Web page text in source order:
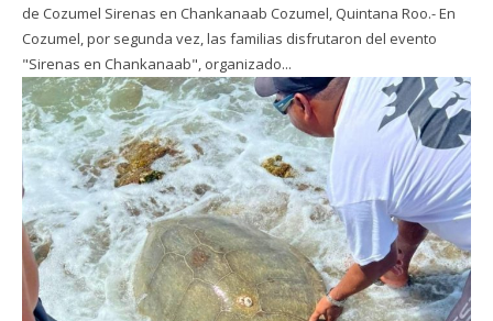
de Cozumel Sirenas en Chankanaab Cozumel, Quintana Roo.- En
Cozumel, por segunda vez, las familias disfrutaron del evento
"Sirenas en Chankanaab", organizado...